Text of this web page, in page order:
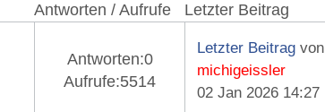
Antworten / Aufrufe
Letzter Beitrag
Antworten:0
Aufrufe:5514
Letzter Beitrag von
michigeissler
02 Jan 2026 14:27